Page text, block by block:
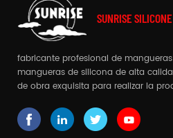
SUNRISE
fabricante profesional de
mangueras de silicona de alta
de obra exquisita para realizar la